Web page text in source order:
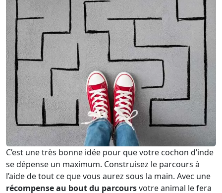
C’est une très bonne idée pour que votre cochon d’inde
se dépense un maximum. Construisez le parcours à
l’aide de tout ce que vous aurez sous la main. Avec une
récompense au bout du parcoursvotre animal le fera